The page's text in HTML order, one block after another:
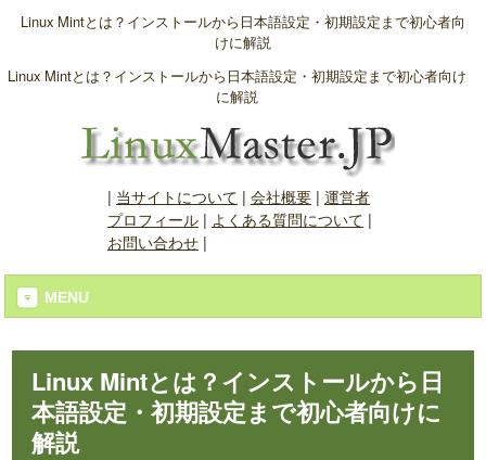
Linux Mintとは？インストールから日本語設定・初期設定まで初心者向
けに解説
Linux Mintとは？インストールから日本語設定・初期設定まで初心者向け
に解説
| 当サイトについて | 会社概要| 運営者
プロフィール| よくある質問について |
お問い合わせ|
MENU
Linux Mintとは？インストールから日
本語設定・初期設定まで初心者向けに
解説